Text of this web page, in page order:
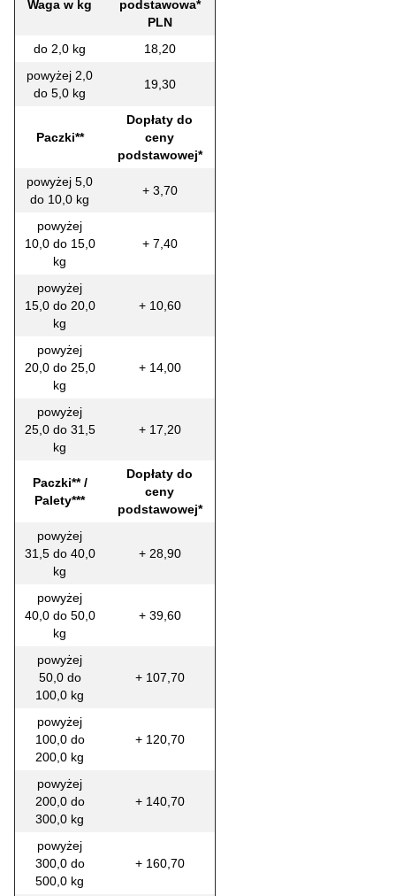
Waga w kg
podstawowa*
PLN
do 2,0 kg
18,20
powyżej 2,0
do 5,0 kg
19,30
Paczki**
Dopłaty do
ceny
podstawowej*
powyżej 5,0
do 10,0 kg
+ 3,70
powyżej
10,0 do 15,0
kg
+ 7,40
powyżej
15,0 do 20,0
kg
+ 10,60
powyżej
20,0 do 25,0
kg
+ 14,00
powyżej
25,0 do 31,5
kg
+ 17,20
Paczki** /
Palety***
Dopłaty do
ceny
podstawowej*
powyżej
31,5 do 40,0
kg
+ 28,90
powyżej
40,0 do 50,0
kg
+ 39,60
powyżej
50,0 do
100,0 kg
+ 107,70
powyżej
100,0 do
200,0 kg
+ 120,70
powyżej
200,0 do
300,0 kg
+ 140,70
powyżej
300,0 do
500,0 kg
+ 160,70